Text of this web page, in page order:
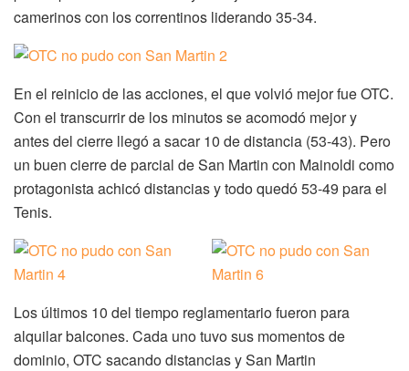
camerinos con los correntinos liderando 35-34.
En el reinicio de las acciones, el que volvió mejor fue OTC.
Con el transcurrir de los minutos se acomodó mejor y
antes del cierre llegó a sacar 10 de distancia (53-43). Pero
un buen cierre de parcial de San Martin con Mainoldi como
protagonista achicó distancias y todo quedó 53-49 para el
Tenis.
Los últimos 10 del tiempo reglamentario fueron para
alquilar balcones. Cada uno tuvo sus momentos de
dominio, OTC sacando distancias y San Martin